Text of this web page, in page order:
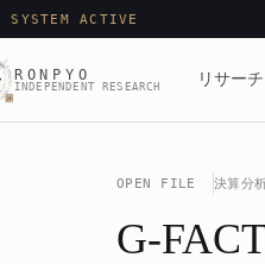
SYSTEM ACTIVE
RONPYO
INDEPENDENT RESEARCH リサーチ
OPEN FILE 決算分析
G-